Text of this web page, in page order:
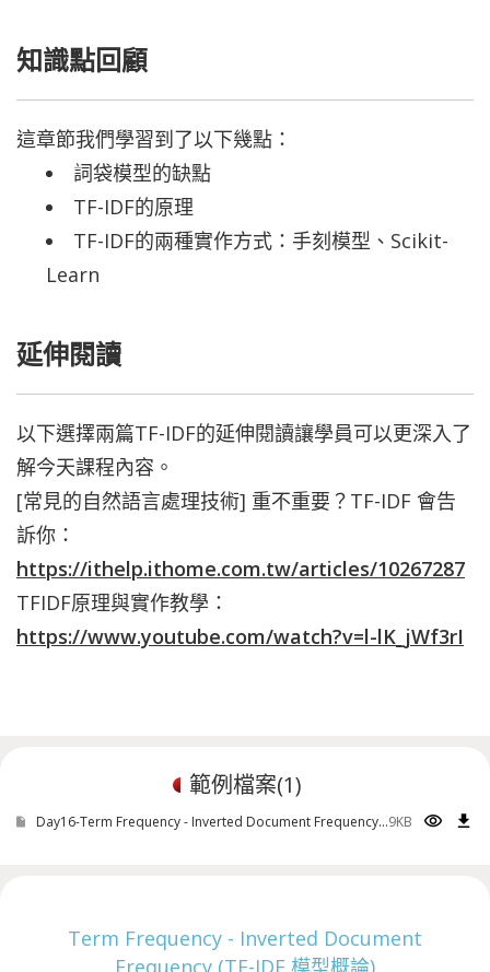
知識點回顧
這章節我們學習到了以下幾點：
詞袋模型的缺點
TF-IDF的原理
TF-IDF的兩種實作方式：手刻模型、Scikit-
Learn
延伸閱讀
以下選擇兩篇TF-IDF的延伸閱讀讓學員可以更深入了
解今天課程內容。
[常見的自然語言處理技術] 重不重要？TF-IDF 會告
訴你：
https://ithelp.ithome.com.tw/articles/10267287
TFIDF原理與實作教學 ：
https://www.youtube.com/watch?v=l-lK_jWf3rI
範例檔案(1)
Day16-Term Frequency - Inverted Document Frequency (TF-IDF)範例.ipynb 9KB visibility download
Term Frequency - Inverted Document